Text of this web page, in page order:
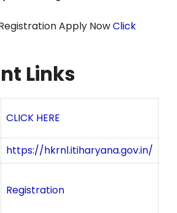
Apply NowClick
Links
CLICK HERE
https://hkrnl.itiharyana.gov.in/
Registration